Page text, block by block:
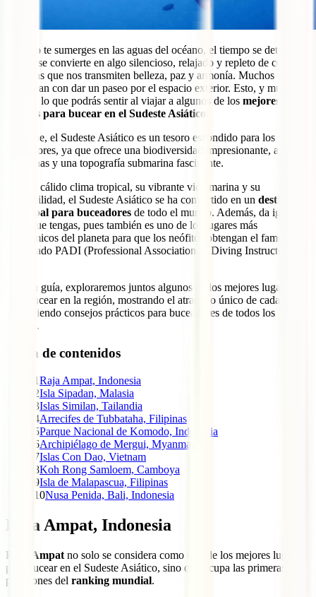
Cuando te sumerges en las aguas del océano, el tiempo se detiene y
la vida se convierte en algo silencioso, relajado y repleto de colores
y formas que nos transmiten belleza, paz y armonía. Muchos lo
comparan con dar un paseo por el espacio exterior. Esto, y mucho
más, es lo que podrás sentir al viajar a algunos de los mejores
lugares para bucear en el Sudeste Asiático.
Y es que, el Sudeste Asiático es un tesoro escondido para los
buceadores, ya que ofrece una biodiversidad impresionante, aguas
cristalinas y una topografía submarina fascinante.
Con su cálido clima tropical, su vibrante vida marina y su
accesibilidad, el Sudeste Asiático se ha convertido en un destino
principal para buceadores de todo el mundo. Además, da igual el
nivel que tengas, pues también es uno de los lugares más
económicos del planeta para que los neófitos obtengan el famoso
certificado PADI (Professional Association of Diving Instructors) de
En esta guía, exploraremos juntos algunos de los mejores lugares
para bucear en la región, mostrando el atractivo único de cada lugar
y ofreciendo consejos prácticos para buceadores de todos los
niveles.
Tabla de contenidos
1Raja Ampat, Indonesia
2Isla Sipadan, Malasia
3Islas Similan, Tailandia
4Arrecifes de Tubbataha, Filipinas
5Parque Nacional de Komodo, Indonesia
6Archipiélago de Mergui, Myanmar
7Islas Con Dao, Vietnam
8Koh Rong Samloem, Camboya
9Isla de Malapascua, Filipinas
10Nusa Penida, Bali, Indonesia
Raja Ampat, Indonesia
Raja Ampat no solo se considera como uno de los mejores lugares
para bucear en el Sudeste Asiático, sino que ocupa las primeras
posiciones del ranking mundial.